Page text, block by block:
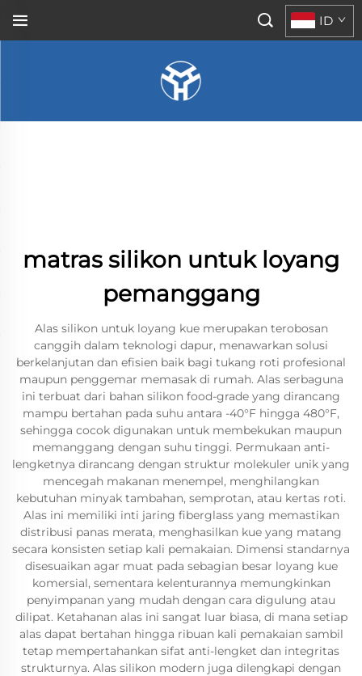
ID
matras silikon untuk loyang
pemanggang
Alas silikon untuk loyang kue merupakan terobosan
canggih dalam teknologi dapur, menawarkan solusi
berkelanjutan dan efisien baik bagi tukang roti profesional
maupun penggemar memasak di rumah. Alas serbaguna
ini terbuat dari bahan silikon food-grade yang dirancang
mampu bertahan pada suhu antara -40°F hingga 480°F,
sehingga cocok digunakan untuk membekukan maupun
memanggang dengan suhu tinggi. Permukaan anti-
lengketnya dirancang dengan struktur molekuler unik yang
mencegah makanan menempel, menghilangkan
kebutuhan minyak tambahan, semprotan, atau kertas roti.
Alas ini memiliki inti jaring fiberglass yang memastikan
distribusi panas merata, menghasilkan kue yang matang
secara konsisten setiap kali pemakaian. Dimensi standarnya
disesuaikan agar muat pada sebagian besar loyang kue
komersial, sementara kelenturannya memungkinkan
penyimpanan yang mudah dengan cara digulung atau
dilipat. Ketahanan alas ini sangat luar biasa, di mana setiap
alas dapat bertahan hingga ribuan kali pemakaian sambil
tetap mempertahankan sifat anti-lengket dan integritas
strukturnya. Alas silikon modern juga dilengkapi dengan